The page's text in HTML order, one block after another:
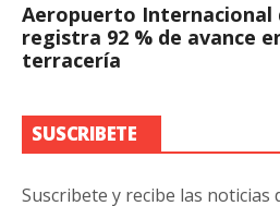
Aeropuerto Internacional
registra 92 % de avance
terracería
SUSCRIBETE
Suscribete y recibe las noticias